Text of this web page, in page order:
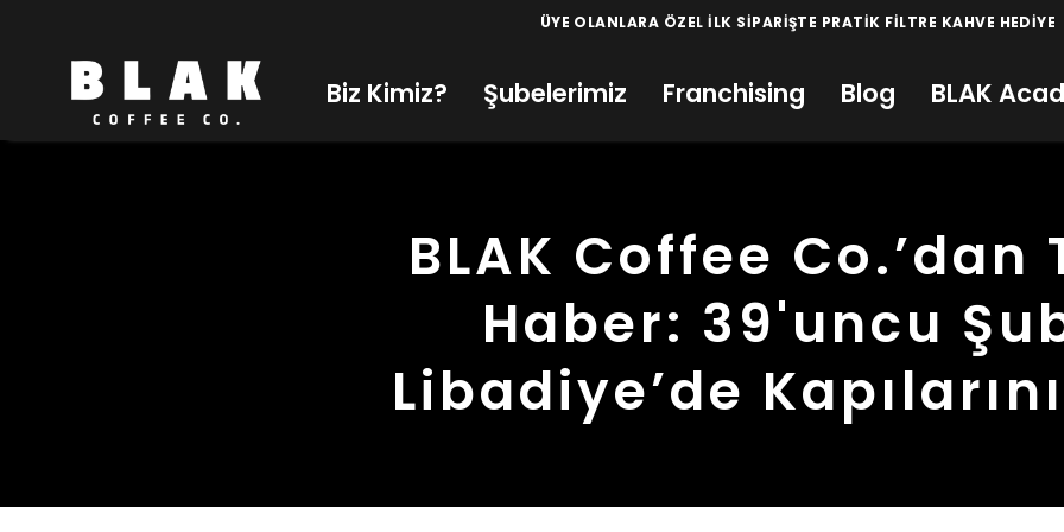
Biz Kimiz? Şubelerimiz Franchising Blog BLAK
BLAK Coffee Co.’dan
Haber: 39'uncu
Libadiye’de